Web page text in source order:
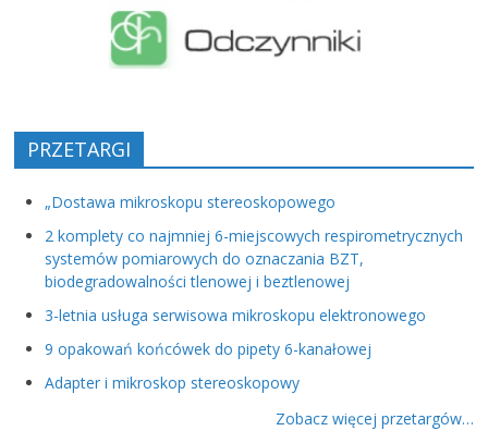
PRZETARGI
„Dostawa mikroskopu stereoskopowego
2 komplety co najmniej 6-miejscowych respirometrycznych
systemów pomiarowych do oznaczania BZT,
biodegradowalności tlenowej i beztlenowej
3-letnia usługa serwisowa mikroskopu elektronowego
9 opakowań końcówek do pipety 6-kanałowej
Adapter i mikroskop stereoskopowy
Zobacz więcej przetargów…